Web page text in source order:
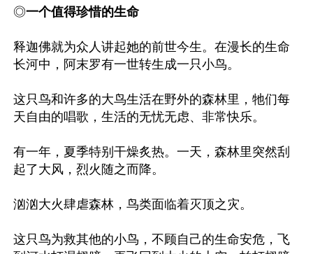
◎一个值得珍惜的生命
释迦佛就为众人讲起她的前世今生。在漫长的生命
长河中，阿末罗有一世转生成一只小鸟。
这只鸟和许多的大鸟生活在野外的森林里，牠们每
天自由的唱歌，生活的无忧无虑、非常快乐。
有一年，夏季特别干燥炙热。一天，森林里突然刮
起了大风，烈火随之而降。
汹汹大火肆虐森林，鸟类面临着灭顶之灾。
这只鸟为救其他的小鸟，不顾自己的生命安危，飞